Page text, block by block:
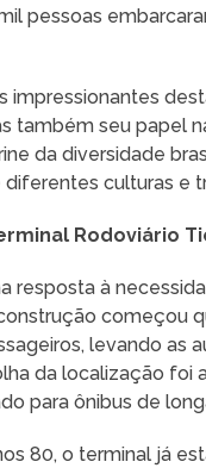
pessoas
impressionantes
também seu papel
da diversidade
culturas e
Rodoviário
resposta à
começou
levando as
da localização foi
para ônibus de
80, o terminal já